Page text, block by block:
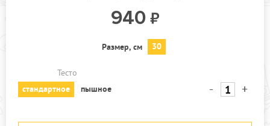
940
Размер, см 30
Тесто
стандартное
пышное - +